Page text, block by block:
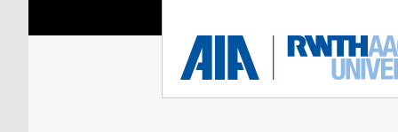
Sie sind hier: Aerodynamisches
RWTH